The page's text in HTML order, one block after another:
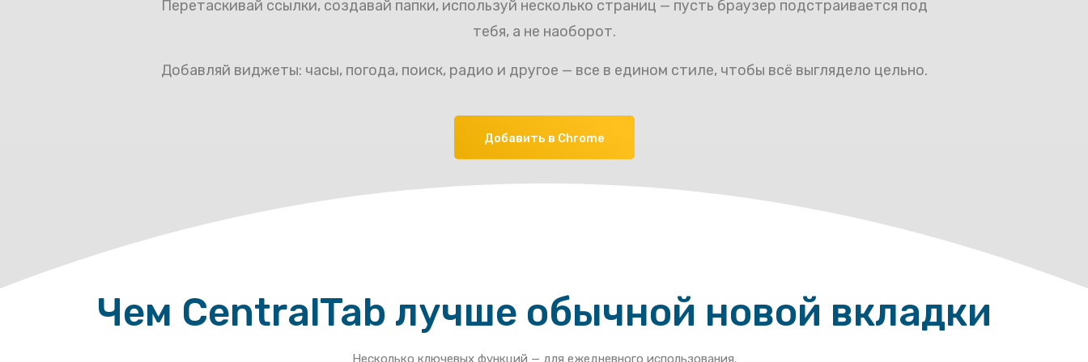
Перетаскивай ссылки, создавай папки, используй несколько страниц — пусть браузер подстраивается под
тебя, а не наоборот.
Добавляй виджеты: часы, погода, поиск, радио и другое — все в едином стиле, чтобы всё выглядело цельно.
Добавить в Chrome
Чем CentralTab лучше обычной новой вкладки
Несколько ключевых функций — для ежедневного использования.